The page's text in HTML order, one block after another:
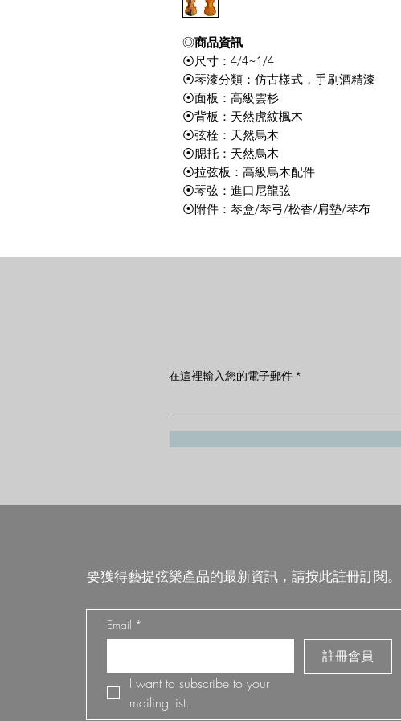
◎商品資訊
⦿尺寸：4/4~1/4
⦿琴漆分類：仿古樣式，手刷酒精漆
⦿面板：高級雲杉
⦿背板：天然虎紋楓木
⦿弦栓：天然烏木
⦿腮托：天然烏木
⦿拉弦板：高級烏木配件
⦿琴弦：進口尼龍弦
⦿附件：琴盒/琴弓/松香/肩墊/琴布
在這裡輸入您的電子郵件
要獲得藝提弦樂產品的最新資訊，請按此註冊訂閱。
Email *
註冊會員
I want to subscribe to your
mailing list.